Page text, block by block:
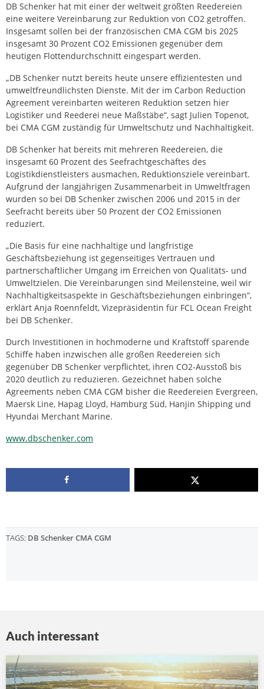
DB Schenker hat mit einer der weltweit größten Reedereien
eine weitere Vereinbarung zur Reduktion von CO2 getroffen.
Insgesamt sollen bei der französischen CMA CGM bis 2025
insgesamt 30 Prozent CO2 Emissionen gegenüber dem
heutigen Flottendurchschnitt eingespart werden.
„DB Schenker nutzt bereits heute unsere effizientesten und
umweltfreundlichsten Dienste. Mit der im Carbon Reduction
Agreement vereinbarten weiteren Reduktion setzen hier
Logistiker und Reederei neue Maßstäbe“, sagt Julien Topenot,
bei CMA CGM zuständig für Umweltschutz und Nachhaltigkeit.
DB Schenker hat bereits mit mehreren Reedereien, die
insgesamt 60 Prozent des Seefrachtgeschäftes des
Logistikdienstleisters ausmachen, Reduktionsziele vereinbart.
Aufgrund der langjährigen Zusammenarbeit in Umweltfragen
wurden so bei DB Schenker zwischen 2006 und 2015 in der
Seefracht bereits über 50 Prozent der CO2 Emissionen
reduziert.
„Die Basis für eine nachhaltige und langfristige
Geschäftsbeziehung ist gegenseitiges Vertrauen und
partnerschaftlicher Umgang im Erreichen von Qualitäts- und
Umweltzielen. Die Vereinbarungen sind Meilensteine, weil wir
Nachhaltigkeitsaspekte in Geschäftsbeziehungen einbringen“,
erklärt Anja Roennfeldt, Vizepräsidentin für FCL Ocean Freight
bei DB Schenker.
Durch Investitionen in hochmoderne und Kraftstoff sparende
Schiffe haben inzwischen alle großen Reedereien sich
gegenüber DB Schenker verpflichtet, ihren CO2-Ausstoß bis
2020 deutlich zu reduzieren. Gezeichnet haben solche
Agreements neben CMA CGM bisher die Reedereien Evergreen,
Maersk Line, Hapag Lloyd, Hamburg Süd, Hanjin Shipping und
Hyundai Merchant Marine.
www.dbschenker.com
TAGS: DB Schenker CMA CGM
Auch interessant